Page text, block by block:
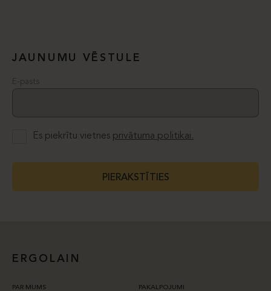
JAUNUMU VĒSTULE
E-pasts
Es piekrītu vietnes privātuma politikai.
PIERAKSTĪTIES
ERGOLAIN
PAR MUMS
PAKALPOJUMI